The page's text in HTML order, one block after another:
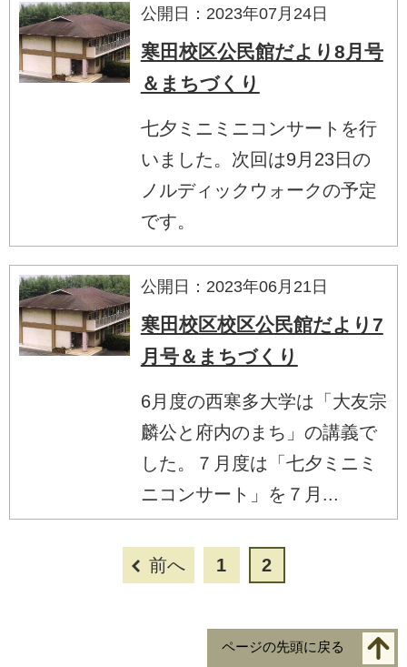
公開日：2023年07月24日
寒田校区公民館だより8月号
＆まちづくり
七夕ミニミニコンサートを行
いました。次回は9月23日の
ノルディックウォークの予定
です。
公開日：2023年06月21日
寒田校区校区公民館だより7
月号＆まちづくり
6月度の西寒多大学は「大友宗
麟公と府内のまち」の講義で
した。７月度は「七夕ミニミ
ニコンサート」を７月...
前へ 1 2
ページの先頭に戻る